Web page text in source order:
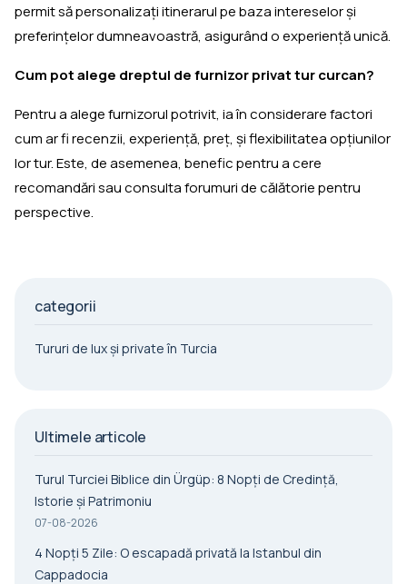
permit să personalizați itinerarul pe baza intereselor și
preferințelor dumneavoastră, asigurând o experiență unică.
Cum pot alege dreptul de furnizor privat tur curcan?
Pentru a alege furnizorul potrivit, ia în considerare factori
cum ar fi recenzii, experiență, preț, și flexibilitatea opțiunilor
lor tur. Este, de asemenea, benefic pentru a cere
recomandări sau consulta forumuri de călătorie pentru
perspective.
categorii
Tururi de lux și private în Turcia
Ultimele articole
Turul Turciei Biblice din Ürgüp: 8 Nopți de Credință,
Istorie și Patrimoniu
07-08-2026
4 Nopți 5 Zile: O escapadă privată la Istanbul din
Cappadocia